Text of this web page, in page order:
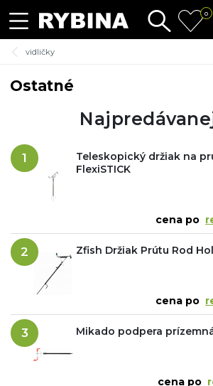
0
vidličky
Ostatné
1
Teleskopický držiak na
FlexiSTICK
cena po
2 Zfish Držiak Prútu Rod
cena po
3 Mikado podpera
cena po